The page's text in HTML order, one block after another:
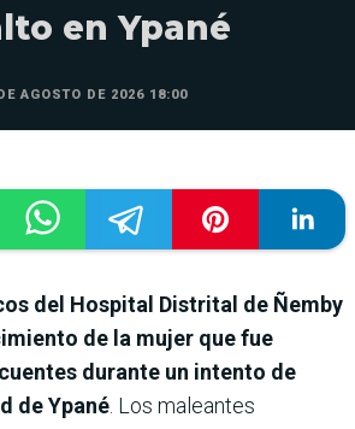
en Ypané
AGOSTO DE 2026 18:00
del Hospital Distrital de Ñemby
de la mujer que fue
durante un intento de
de Ypané. Los maleantes